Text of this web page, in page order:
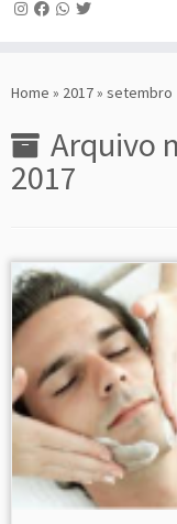
toHome » 2017» setembro
Arquivo
2017